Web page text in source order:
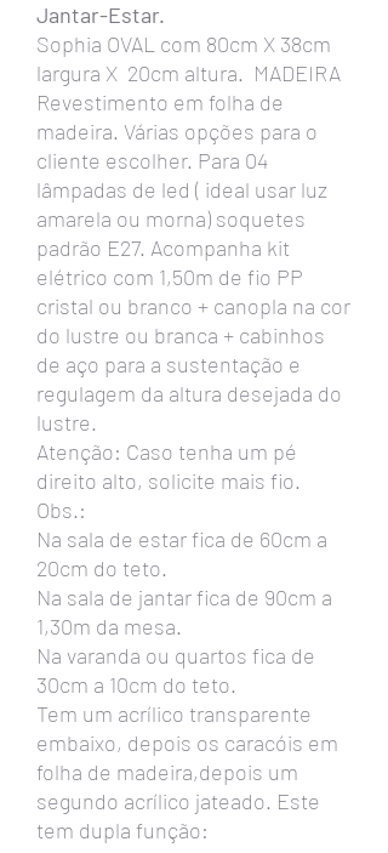
Jantar-Estar.
Sophia OVAL com 80cm X 38cm
largura X 20cm altura. MADEIRA
Revestimento em folha de
madeira. Várias opções para o
cliente escolher. Para 04
lâmpadas de led ( ideal usar luz
amarela ou morna) soquetes
padrão E27. Acompanha kit
elétrico com 1,50m de fio PP
cristal ou branco + canopla na cor
do lustre ou branca + cabinhos
de aço para a sustentação e
regulagem da altura desejada do
lustre.
Atenção: Caso tenha um pé
direito alto, solicite mais fio.
Obs.:
Na sala de estar fica de 60cm a
20cm do teto.
Na sala de jantar fica de 90cm a
1,30m da mesa.
Na varanda ou quartos fica de
30cm a 10cm do teto.
Tem um acrílico transparente
embaixo, depois os caracóis em
folha de madeira,depois um
segundo acrílico jateado. Este
tem dupla função: